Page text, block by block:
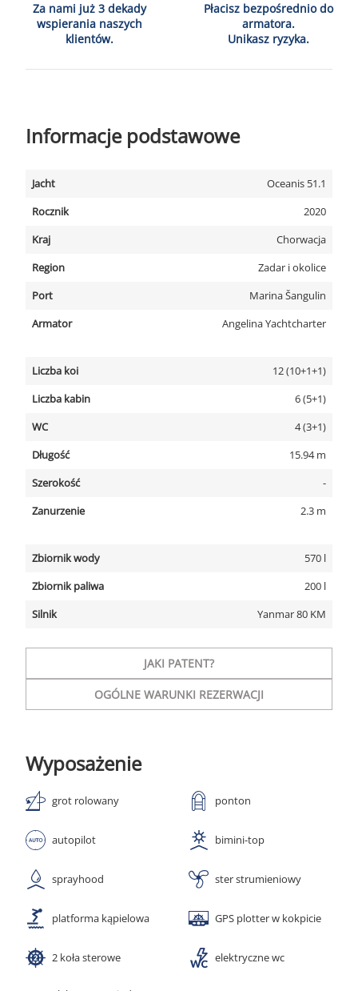
Za nami już 3 dekady
wspierania naszych
klientów.
Płacisz bezpośrednio do
armatora.
Unikasz ryzyka.
Informacje podstawowe
Jacht
Oceanis 51.1
Rocznik
2020
Kraj
Chorwacja
Region
Zadar i okolice
Port
Marina Šangulin
Armator
Angelina Yachtcharter
Liczba koi
12 (10+1+1)
Liczba kabin
6 (5+1)
WC
4 (3+1)
Długość
15.94 m
Szerokość
-
Zanurzenie
2.3 m
Zbiornik wody
570 l
Zbiornik paliwa
200 l
Silnik
Yanmar 80 KM
JAKI PATENT?
OGÓLNE WARUNKI REZERWACJI
Wyposażenie
grot rolowany ponton
autopilot bimini-top
sprayhood ster strumieniowy
platforma kąpielowa GPS plotter w kokpicie
2 koła sterowe elektryczne wc